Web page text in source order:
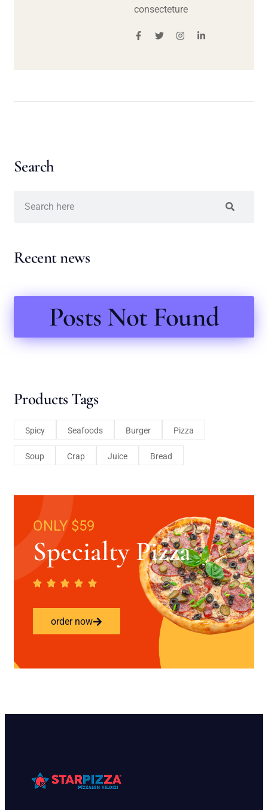
consecteture
Search
Recent news
Posts Not Found
Products Tags
Spicy Seafoods Burger Pizza
Soup Crap Juice Bread
ONLY $59
Specialty Pizza
order now